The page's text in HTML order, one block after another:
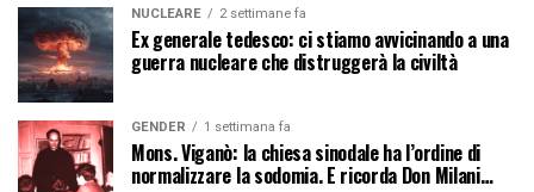
NUCLEARE 2 settimane fa
Ex generale tedesco: ci stiamo avvicinando a una
guerra nucleare che distruggerà la civiltà
GENDER 1 settimana fa
Mons. Viganò: la chiesa sinodale ha l’ordine di
normalizzare la sodomia. E ricorda Don Milani…